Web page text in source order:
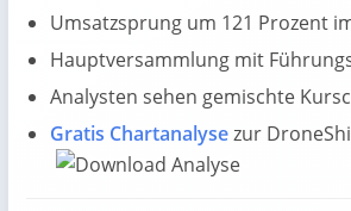
Umsatzsprung um 121 Prozent
Hauptversammlung mit
Analysten sehen gemischte
Gratis Chartanalysezur